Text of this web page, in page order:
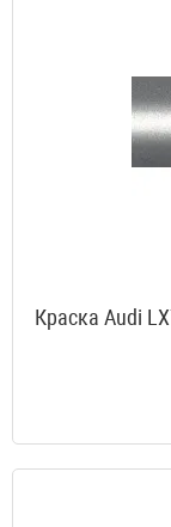
Краска Audi